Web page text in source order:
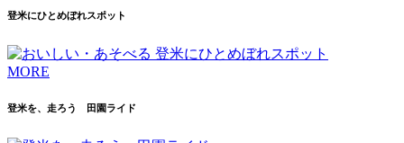
登米にひとめぼれスポット
MORE
登米を、走ろう 田園ライド